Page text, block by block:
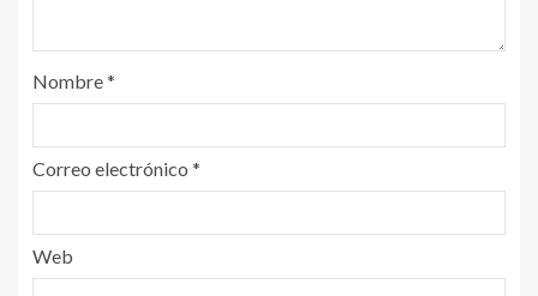
Nombre*
Correo electrónico *
Web